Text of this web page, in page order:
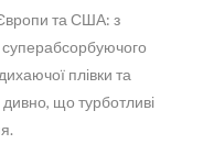
Європи та США: з
суперабсорбуючого
плівки та
що турботливі